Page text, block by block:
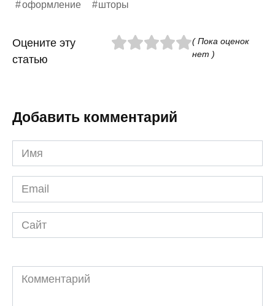
оформление шторы
Оцените эту
статью
( Пока оценок
нет )
Добавить комментарий
Имя
*
Email
*
Сайт
Комментарий